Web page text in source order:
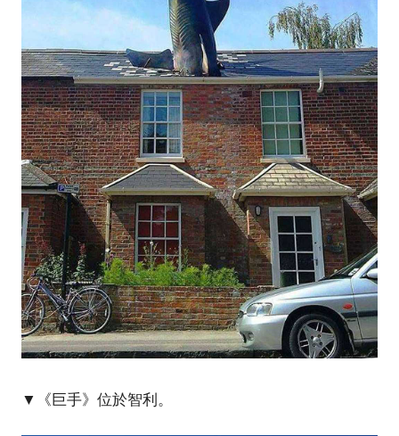
▼《巨手》位於智利。